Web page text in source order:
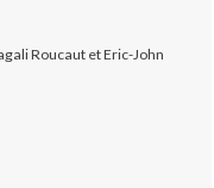
Roucaut et Eric-John